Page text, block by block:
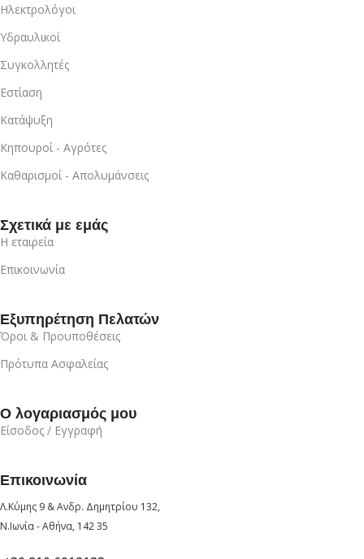
Ηλεκτρολόγοι
Υδραυλικοί
Συγκολλητές
Εστίαση
Κατάψυξη
Κηπουροί - Αγρότες
Καθαρισμοί - Απολυμάνσεις
Σχετικά με εμάς
Η εταιρεία
Επικοινωνία
Εξυπηρέτηση Πελατών
Όροι & Προυποθέσεις
Πρότυπα Ασφαλείας
Ο λογαριασμός μου
Είσοδος / Εγγραφή
Επικοινωνία
Λ.Κύμης 9 & Ανδρ. Δημητρίου 132,
Ν.Ιωνία - Αθήνα, 142 35